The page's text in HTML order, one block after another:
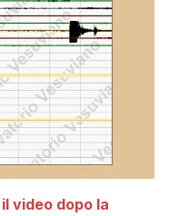
video dopo la